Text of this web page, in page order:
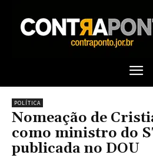
POLÍTICA
Nomeação de
como ministro do
publicada no DOU